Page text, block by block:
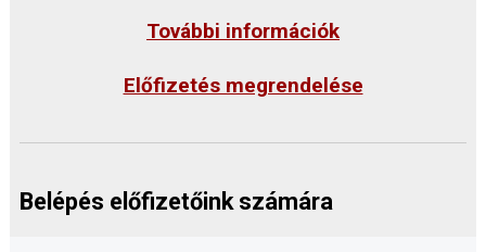
További információk
Előfizetés megrendelése
Belépés előfizetőink számára